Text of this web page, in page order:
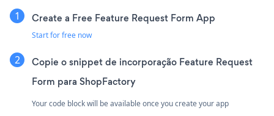
Create a Free Feature Request Form App
Start for free now
Copie o snippet de incorporação Feature Request
Form para ShopFactory
Your code block will be available once you create your app